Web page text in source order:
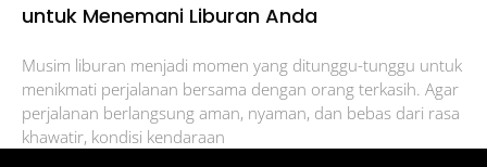
untuk Menemani Liburan Anda
Musim liburan menjadi momen yang ditunggu-tunggu untuk
menikmati perjalanan bersama dengan orang terkasih. Agar
perjalanan berlangsung aman, nyaman, dan bebas dari rasa
khawatir, kondisi kendaraan